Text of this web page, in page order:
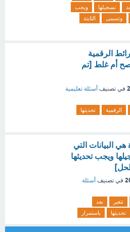
تسجيلها
ويجب
وتسمى
الثابتة
الرقمية
صح أم غلط [تم
في تصنيف أسئلة تعليمية
الرقمية
تحديثها
هي البيانات التي
ويجب تحديثها
في تصنيف أسئلة
تتغير
بعد
تحديثها باستمرار